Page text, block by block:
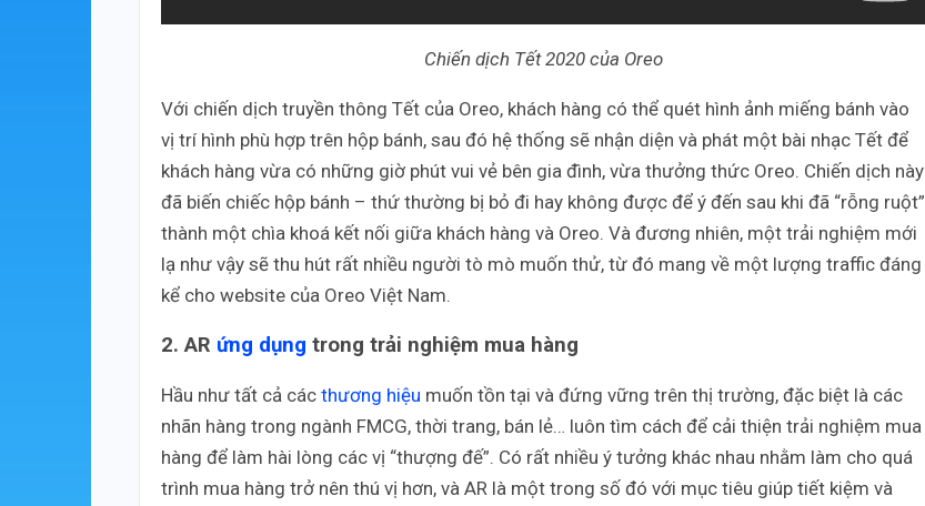
Chiến dịch Tết 2020 của Oreo
Với chiến dịch truyền thông Tết của Oreo, khách hàng có thể quét hình ảnh miếng bánh vào
vị trí hình phù hợp trên hộp bánh, sau đó hệ thống sẽ nhận diện và phát một bài nhạc Tết để
khách hàng vừa có những giờ phút vui vẻ bên gia đình, vừa thưởng thức Oreo. Chiến dịch này
đã biến chiếc hộp bánh – thứ thường bị bỏ đi hay không được để ý đến sau khi đã “rỗng ruột”
thành một chìa khoá kết nối giữa khách hàng và Oreo. Và đương nhiên, một trải nghiệm mới
lạ như vậy sẽ thu hút rất nhiều người tò mò muốn thử, từ đó mang về một lượng traffic đáng
kể cho website của Oreo Việt Nam.
2. AR ứng dụng trong trải nghiệm mua hàng
Hầu như tất cả các thương hiệu muốn tồn tại và đứng vững trên thị trường, đặc biệt là các
nhãn hàng trong ngành FMCG, thời trang, bán lẻ… luôn tìm cách để cải thiện trải nghiệm mua
hàng để làm hài lòng các vị “thượng đế”. Có rất nhiều ý tưởng khác nhau nhằm làm cho quá
trình mua hàng trở nên thú vị hơn, và AR là một trong số đó với mục tiêu giúp tiết kiệm và